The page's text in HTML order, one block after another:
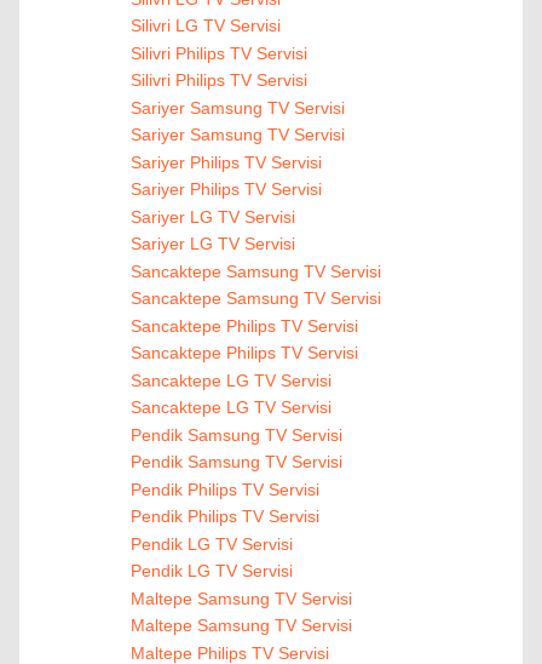
Silivri LG TV Servisi
Silivri Philips TV Servisi
Silivri Philips TV Servisi
Sariyer Samsung TV Servisi
Sariyer Samsung TV Servisi
Sariyer Philips TV Servisi
Sariyer Philips TV Servisi
Sariyer LG TV Servisi
Sariyer LG TV Servisi
Sancaktepe Samsung TV Servisi
Sancaktepe Samsung TV Servisi
Sancaktepe Philips TV Servisi
Sancaktepe Philips TV Servisi
Sancaktepe LG TV Servisi
Sancaktepe LG TV Servisi
Pendik Samsung TV Servisi
Pendik Samsung TV Servisi
Pendik Philips TV Servisi
Pendik Philips TV Servisi
Pendik LG TV Servisi
Pendik LG TV Servisi
Maltepe Samsung TV Servisi
Maltepe Samsung TV Servisi
Maltepe Philips TV Servisi